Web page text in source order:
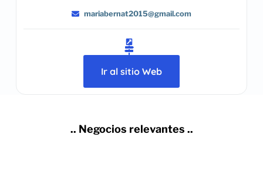
mariabernat2015@gmail.com
Ir al sitio Web
.. Negocios relevantes ..